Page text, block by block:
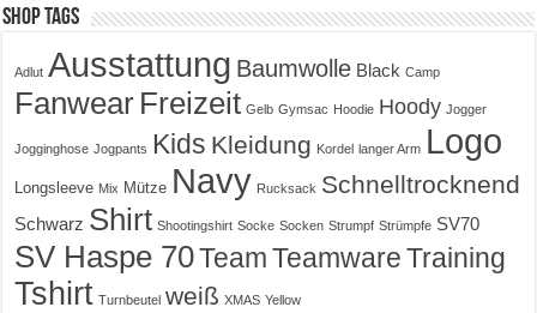
Shop Tags
Adlut Ausstattung Baumwolle Black Camp
Fanwear Freizeit Gelb Gymsac Hoodie Hoody Jogger
Jogginghose Jogpants Kids Kleidung Kordel langer Arm Logo
Longsleeve Mix Mütze Navy Rucksack Schnelltrocknend
Schwarz Shirt Shootingshirt Socke Socken Strumpf Strümpfe SV70
SV Haspe 70Team Teamware Training
Tshirt Turnbeutel weiß XMAS Yellow